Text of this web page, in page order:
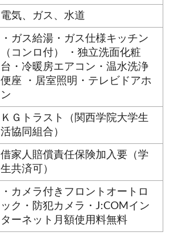
電気、ガス、水道
・ガス給湯・ガス仕様キッチン
（コンロ付） ・独立洗面化粧
台・冷暖房エアコン・温水洗浄
便座 ・居室照明・テレビドアホ
ン
ＫＧトラスト（関西学院大学生
活協同組合）
借家人賠償責任保険加入要（学
生共済可）
・カメラ付きフロントオートロ
ック・防犯カメラ・J:COMイン
ターネット月額使用料無料